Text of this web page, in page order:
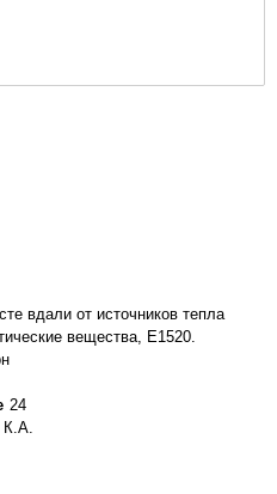
вдали от источников тепла
вещества, Е1520.
24